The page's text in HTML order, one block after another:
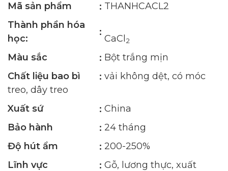
Mã sản phẩm
THANHCACL2
Thành phần hóa
học:
CaCl 2
Màu sắc
Bột trắng mịn
Chất liệu bao bì
vải không dệt, có móc
treo, dây treo
Xuất sứ
China
Bảo hành
24 tháng
Độ hút ẩm
200-250%
Lĩnh vực
Gỗ, lương thực, xuất